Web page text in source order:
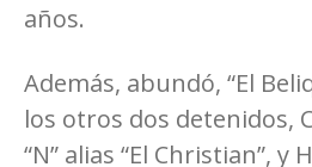
años.
Además, abundó, “El
los otros dos detenidos,
“N” alias “El Christian”, y